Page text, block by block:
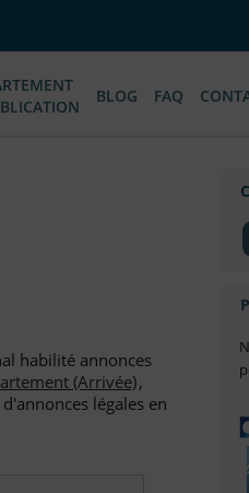
BLOG FAQ
habilité annonces
(Arrivée),
légales en